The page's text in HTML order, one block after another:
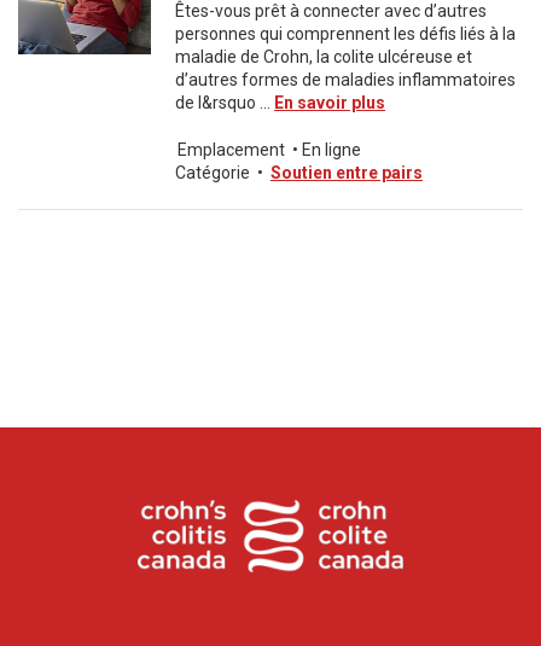
Êtes-vous prêt à connecter avec d’autres
personnes qui comprennent les défis liés à la
maladie de Crohn, la colite ulcéreuse et
d’autres formes de maladies inflammatoires
de l&rsquo ...
En savoir plus
Emplacement • En ligne
Catégorie • Soutien entre pairs